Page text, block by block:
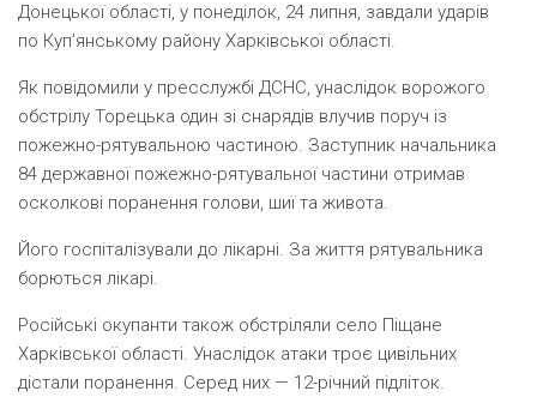
Донецької області, у понеділок, 24 липня, завдали ударів
по Куп’янському району Харківської області.
Як повідомили у пресслужбі ДСНС, унаслідок ворожого
обстрілу Торецька один зі снарядів влучив поруч із
пожежно-рятувальною частиною. Заступник начальника
84 державної пожежно-рятувальної частини отримав
осколкові поранення голови, шиї та живота.
Його госпіталізували до лікарні. За життя рятувальника
борються лікарі.
Російські окупанти також обстріляли село Піщане
Харківської області. Унаслідок атаки троє цивільних
дістали поранення. Серед них — 12-річний підліток.